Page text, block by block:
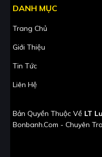
DANH MỤC
Trang Chủ
Giới Thiệu
Tin Tức
Liên Hệ
Bản Quyền Thuộc Về LT
Bonbanh.com - Chuyên